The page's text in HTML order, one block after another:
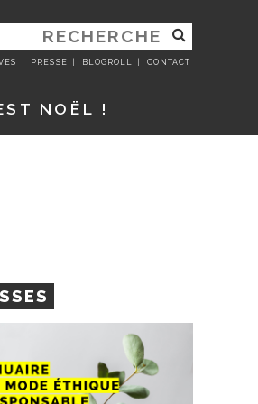
PRESSE BLOGROLL CONTACT
NOËL !